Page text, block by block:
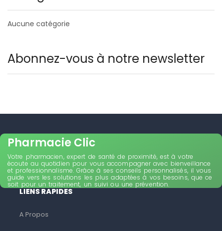
Aucune catégorie
Abonnez-vous à notre newsletter
Pharmacie Clic
Votre pharmacien, expert de santé de proximité, est à votre
écoute au quotidien pour vous accompagner avec bienveillance
et professionnalisme. Grâce à ses conseils personnalisés, il vous
guide vers les solutions les plus adaptées à vos besoins, que ce
soit pour un traitement, un suivi ou une prévention.
LIENS RAPIDES
A Propos